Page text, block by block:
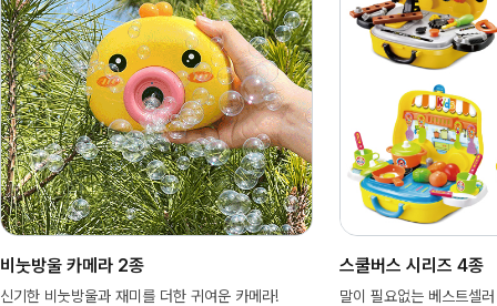
비눗방울 카메라 2종
신기한 비눗방울과 재미를 더한 귀여운 카메라!
스쿨버스 시리즈 4종
말이 필요없는 베스트셀러